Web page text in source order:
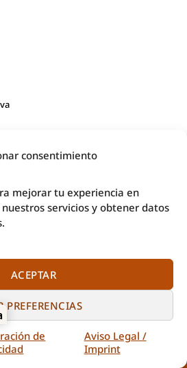
consentimiento
mejorar tu experiencia en
servicios y obtener datos
ACEPTAR
PREFERENCIAS
de
Aviso Legal /
Imprint
Pedir presupuesto